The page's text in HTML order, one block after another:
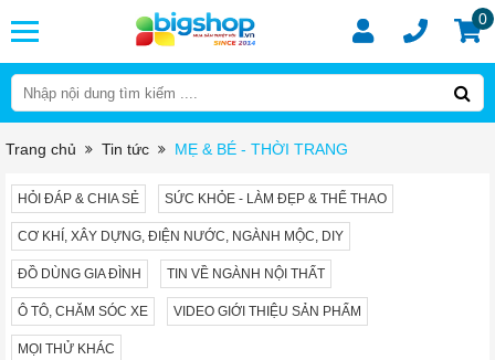
0
Trang chủ Tin tức MẸ & BÉ - THỜI TRANG
HỎI ĐÁP & CHIA SẺ SỨC KHỎE - LÀM ĐẸP & THỂ THAO
CƠ KHÍ, XÂY DỰNG, ĐIỆN NƯỚC, NGÀNH MỘC, DIY
ĐỒ DÙNG GIA ĐÌNH TIN VỀ NGÀNH NỘI THẤT
Ô TÔ, CHĂM SÓC XE VIDEO GIỚI THIỆU SẢN PHẨM
MỌI THỬ KHÁC